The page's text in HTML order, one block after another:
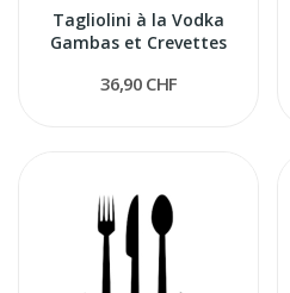
Tagliolini à la Vodka
Gambas et Crevettes
36,90 CHF